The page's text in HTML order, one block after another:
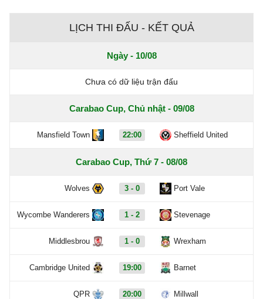
LỊCH THI ĐẤU - KẾT QUẢ
Ngày - 10/08
Chưa có dữ liệu trận đấu
Carabao Cup, Chủ nhật - 09/08
Mansfield Town 22:00 Sheffield United
Carabao Cup, Thứ 7 - 08/08
Wolves 3 - 0 Port Vale
Wycombe Wanderers 1 - 2 Stevenage
Middlesbrou 1 - 0 Wrexham
Cambridge United 19:00 Barnet
QPR 20:00 Millwall